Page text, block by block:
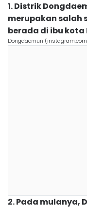
1. Distrik
merupakan salah
berada di ibu kota
Dongdaemun
2. Pada mulanya,